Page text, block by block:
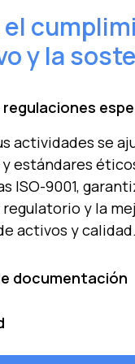
y la
regulaciones
actividades se
estándares
ISO-9001,
y la
activos y calidad.
documentación
y descarga
manuales,
e informes,
de